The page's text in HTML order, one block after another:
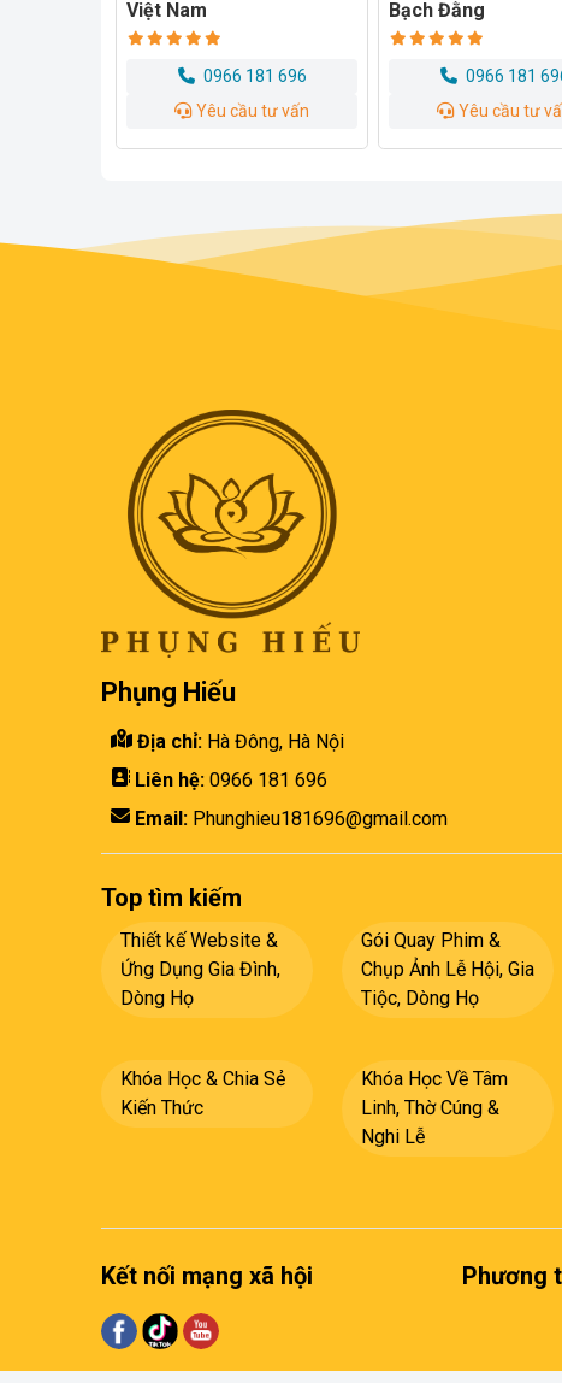
Bạch Đằng
0966 181 696
Yêu cầu tư vấn
Tộc
0966 181
Yêu cầu tư
Phụng Hiếu
Địa chỉ: Hà Đông, Hà Nội
Liên hệ: 0966 181 696
Email: Phunghieu181696@gmail.com
Top tìm kiếm
Thiết kế Website &
Ứng Dụng Gia Đình,
Dòng Họ
Gói Quay Phim &
Chụp Ảnh Lễ Hội, Gia
Tiộc, Dòng Họ
Khóa Học & Chia Sẻ
Kiến Thức
Khóa Học Về Tâm
Linh, Thờ Cúng &
Nghi Lễ
Kết nối mạng xã hội Phương